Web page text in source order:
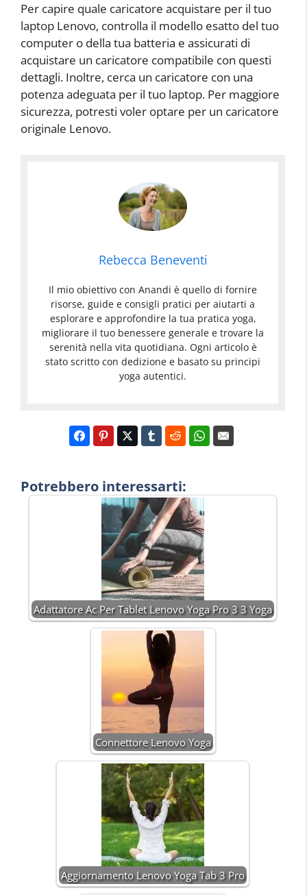
Per capire quale caricatore acquistare per il tuo
laptop Lenovo, controlla il modello esatto del tuo
computer o della tua batteria e assicurati di
acquistare un caricatore compatibile con questi
dettagli. Inoltre, cerca un caricatore con una
potenza adeguata per il tuo laptop. Per maggiore
sicurezza, potresti voler optare per un caricatore
originale Lenovo.
Rebecca Beneventi
Il mio obiettivo con Anandi è quello di fornire
risorse, guide e consigli pratici per aiutarti a
esplorare e approfondire la tua pratica yoga,
migliorare il tuo benessere generale e trovare la
serenità nella vita quotidiana. Ogni articolo è
stato scritto con dedizione e basato su principi
yoga autentici.
Potrebbero interessarti:
Adattatore Ac Per Tablet Lenovo Yoga Pro 3 3 Yoga
Connettore Lenovo Yoga
Aggiornamento Lenovo Yoga Tab 3 Pro